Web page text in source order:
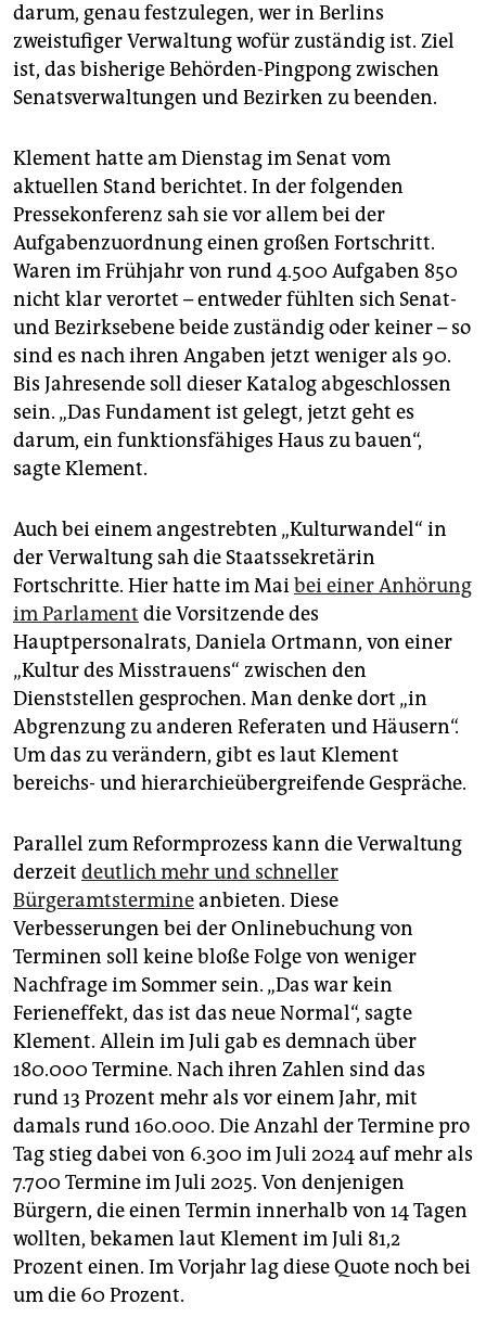
darum, genau festzulegen, wer in Berlins
zweistufiger Verwaltung wofür zuständig ist. Ziel
ist, das bisherige Behörden-Pingpong zwischen
Senatsverwaltungen und Bezirken zu beenden.
Klement hatte am Dienstag im Senat vom
aktuellen Stand berichtet. In der folgenden
Pressekonferenz sah sie vor allem bei der
Aufgabenzuordnung einen großen Fortschritt.
Waren im Frühjahr von rund 4.500 Aufgaben 850
nicht klar verortet – entweder fühlten sich Senat-
und Bezirksebene beide zuständig oder keiner – so
sind es nach ihren Angaben jetzt weniger als 90.
Bis Jahresende soll dieser Katalog abgeschlossen
sein. „Das Fundament ist gelegt, jetzt geht es
darum, ein funktionsfähiges Haus zu bauen“,
sagte Klement.
Auch bei einem angestrebten „Kulturwandel“ in
der Verwaltung sah die Staatssekretärin
Fortschritte. Hier hatte im Maibei einer Anhörung
im Parlament die Vorsitzende des
Hauptpersonalrats, Daniela Ortmann, von einer
„Kultur des Misstrauens“ zwischen den
Dienststellen gesprochen. Man denke dort „in
Abgrenzung zu anderen Referaten und Häusern“.
Um das zu verändern, gibt es laut Klement
bereichs- und hierarchieübergreifende Gespräche.
Parallel zum Reformprozess kann die Verwaltung
derzeit deutlich mehr und schneller
Bürgeramtstermineanbieten. Diese
Verbesserungen bei der Onlinebuchung von
Terminen soll keine bloße Folge von weniger
Nachfrage im Sommer sein. „Das war kein
Ferieneffekt, das ist das neue Normal“, sagte
Klement. Allein im Juli gab es demnach über
180.000 Termine. Nach ihren Zahlen sind das
rund 13 Prozent mehr als vor einem Jahr, mit
damals rund 160.000. Die Anzahl der Termine pro
Tag stieg dabei von 6.300 im Juli 2024 auf mehr als
7.700 Termine im Juli 2025. Von denjenigen
Bürgern, die einen Termin innerhalb von 14 Tagen
wollten, bekamen laut Klement im Juli 81,2
Prozent einen. Im Vorjahr lag diese Quote noch bei
um die 60 Prozent.